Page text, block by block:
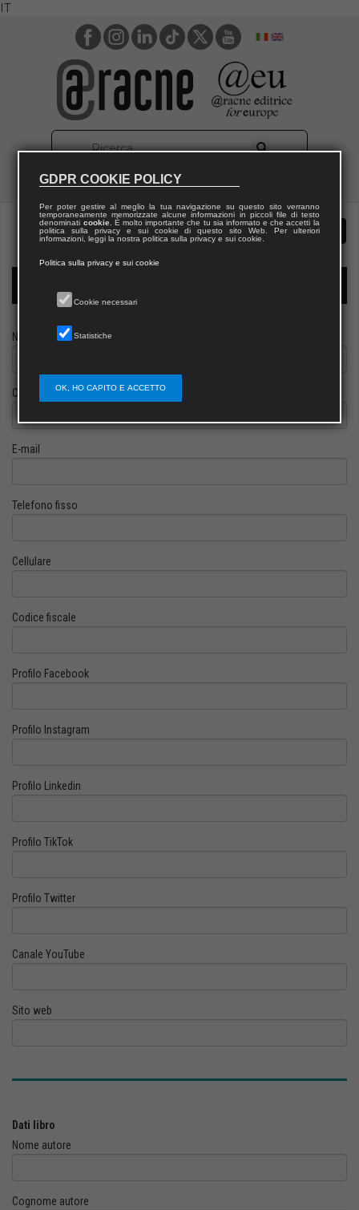
IT
Modulo richiesta saggio biblioteca
Nome
Cognome
E-mail
Telefono fisso
Cellulare
Codice fiscale
Profilo Facebook
Profilo Instagram
Profilo Linkedin
Profilo TikTok
Profilo Twitter
Canale YouTube
Sito web
Dati libro
Nome autore
Cognome autore
GDPR COOKIE POLICY
Per poter gestire al meglio la tua navigazione su questo sito verranno
temporaneamente memorizzate alcune informazioni in piccoli file di testo
denominati cookie. È molto importante che tu sia informato e che accetti la
politica sulla privacy e sui cookie di questo sito Web. Per ulteriori
informazioni, leggi la nostra politica sulla privacy e sui cookie.
Politica sulla privacy e sui cookie
Cookie necessari
Statistiche
OK, HO CAPITO E ACCETTO